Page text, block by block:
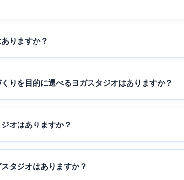
りますか？
りを目的に選べるヨガスタジオはありますか？
オはありますか？
タジオはありますか？